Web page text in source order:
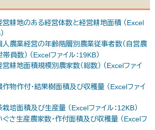
耕地のある経営体数と経営耕地面積 （Excel
農業経営の年齢階層別農業従事者数（自営農
員数） （Excelファイル：19KB）
耕地面積規模別農家数（総数） （Excelファイ
物作付・結果樹面積及び収穫量 （Excelファイ
培面積及び生産量 （Excelファイル：12KB）
さ生産農家数・作付面積及び収穫量 （Excelフ